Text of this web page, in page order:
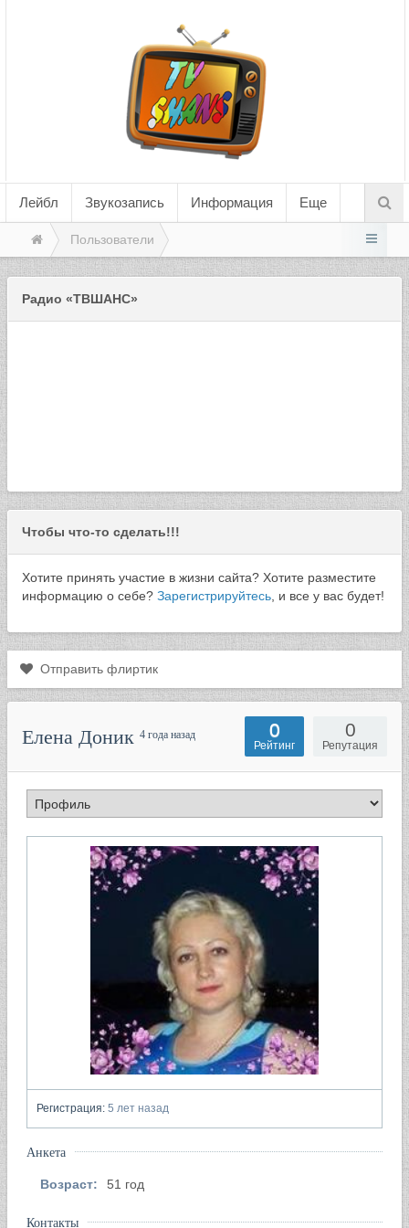
Лейбл Звукозапись Информация Еще
Пользователи
Радио «ТВШАНС»
Чтобы что-то сделать!!!
Хотите принять участие в жизни сайта? Хотите разместите
информацию о себе? Зарегистрируйтесь , и все у вас будет!
Отправить флиртик
Елена Доник 4 года назад 0
Репутация
0
Рейтинг
Регистрация: 5 лет назад
Анкета
Возраст: 51 год
Контакты